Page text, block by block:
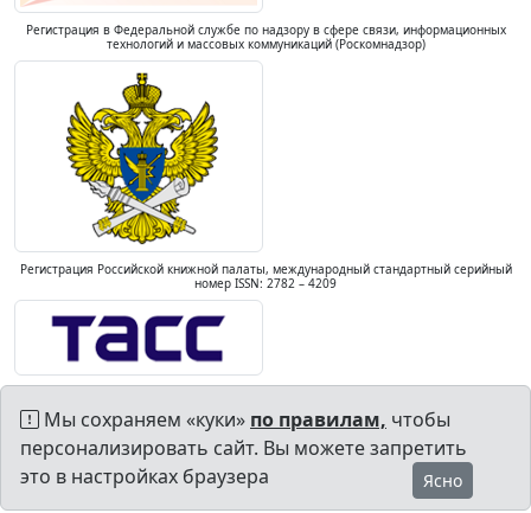
Регистрация в Федеральной службе по надзору в сфере связи, информационных
технологий и массовых коммуникаций (Роскомнадзор)
Регистрация Российской книжной палаты, международный стандартный серийный
номер ISSN: 2782 – 4209
Мы сохраняем «куки» по правилам, чтобы
персонализировать сайт. Вы можете запретить
это в настройках браузера
Ясно